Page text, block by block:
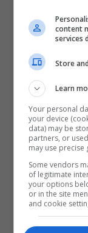
Moti I Ligë
content
services
Store
Learn
Your personal
your device
data) may be
partners, or
may use
Some vendors
of legitimate
your options
or in the site
and cookie